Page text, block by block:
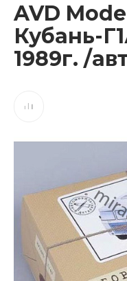
AVD
Кубань-
1989г. /